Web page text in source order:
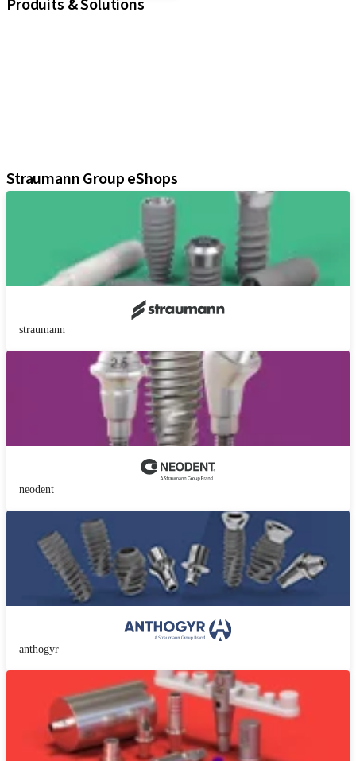
Produits & Solutions
Straumann Group eShops
straumann
neodent
anthogyr